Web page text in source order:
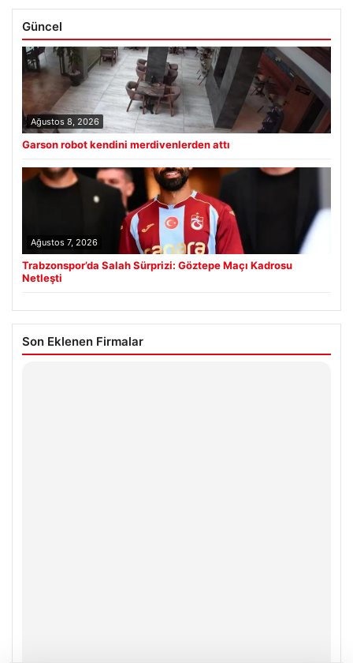
Güncel
Ağustos 8, 2026
Garson robot kendini merdivenlerden attı
Ağustos 7, 2026
Trabzonspor’da Salah Sürprizi: Göztepe Maçı Kadrosu
Netleşti
Son Eklenen Firmalar